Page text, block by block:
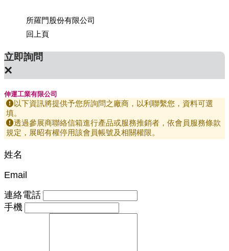
所羅門股份有限公司
回上頁
立即詢問
×
伸運工業有限公司
以下資訊將提供予您所詢問之廠商，以利聯繫您，資料可選
填。
透過參展商聯絡信箱進行產品或服務推銷者，依會員服務條款
規定，展昭有權停用該會員帳號及相關權限。
姓名
Email
連絡電話
手機